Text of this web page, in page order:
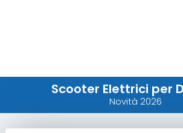
Scooter Elettrici per
Novità 2026